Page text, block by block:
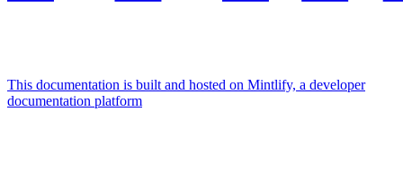
This documentation is built and hosted on Mintlify, a developer
documentation platform